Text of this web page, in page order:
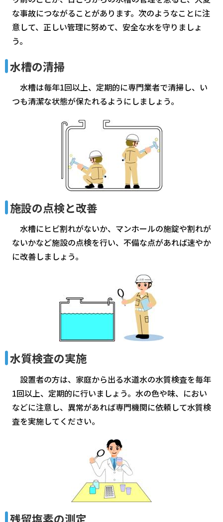
な事故につながることがあります。次のようなことに注
意して、正しい管理に努めて、安全な水を守りましょ
う。
水槽の清掃
水槽は毎年1回以上、定期的に専門業者で清掃し、い
つも清潔な状態が保たれるようにしましょう。
施設の点検と改善
水槽にヒビ割れがないか、マンホールの施錠や割れが
ないかなど施設の点検を行い、不備な点があれば速やか
に改善しましょう。
水質検査の実施
設置者の方は、家庭から出る水道水の水質検査を毎年
1回以上、定期的に行いましょう。水の色や味、におい
などに注意し、異常があれば専門機関に依頼して水質検
査を実施してください。
残留塩素の測定